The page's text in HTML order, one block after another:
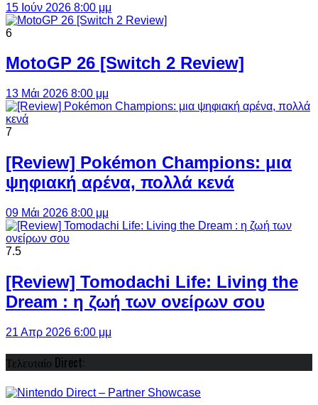
15 Ιούν 2026 8:00 μμ
6
MotoGP 26 [Switch 2 Review]
13 Μάι 2026 8:00 μμ
7
[Review] Pokémon Champions: μια
ψηφιακή αρένα, πολλά κενά
09 Μάι 2026 8:00 μμ
7.5
[Review] Tomodachi Life: Living the
Dream : η ζωή των ονείρων σου
21 Απρ 2026 6:00 μμ
Τελευταίο Direct: